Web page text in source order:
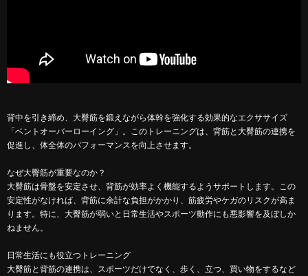
背中を引き締め、大臀筋を鍛えながら体幹を強化する効果的なエクササイズ
「ベントオーバーローイング」。このトレーニングは、背筋と大臀筋の連携を
促進し、体全体のパフォーマンスを向上させます。
なぜ大臀筋が重要なのか？
大臀筋は骨盤を安定させ、背筋が効率よく機能するようサポートします。この
安定性がなければ、背筋に余計な負担がかかり、筋疲労やケガのリスクが高ま
ります。特に、大臀筋が弱いと日常生活やスポーツ動作にも悪影響を及ぼしか
ねません。
日常生活にも役立つトレーニング
大臀筋と背筋の連携は、スポーツだけでなく、歩く、立つ、買い物をするなど